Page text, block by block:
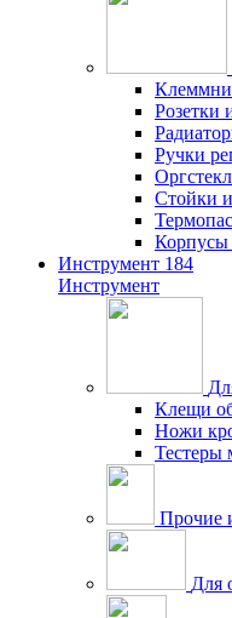
Розетки
Ручки
Стойки
Корпусы
Инструмент 184
Инструмент
Клещи
Ножи
Тестеры
Прочие
Для